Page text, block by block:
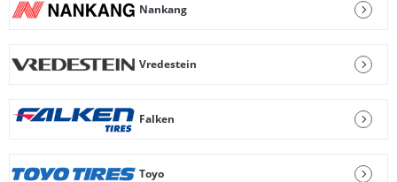
Nankang
Vredestein
Falken
Toyo